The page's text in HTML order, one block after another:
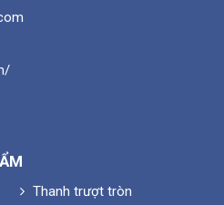
Thanh trượt tròn